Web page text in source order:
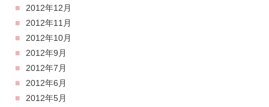
2012年12月
2012年11月
2012年10月
2012年9月
2012年7月
2012年6月
2012年5月